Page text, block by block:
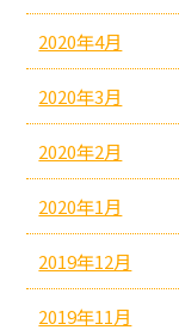
2020年4月
2020年3月
2020年2月
2020年1月
2019年12月
2019年11月